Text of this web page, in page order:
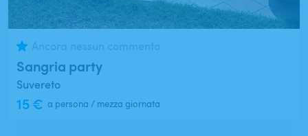
Sangria party
Suvereto
15 € a persona / mezza giornata